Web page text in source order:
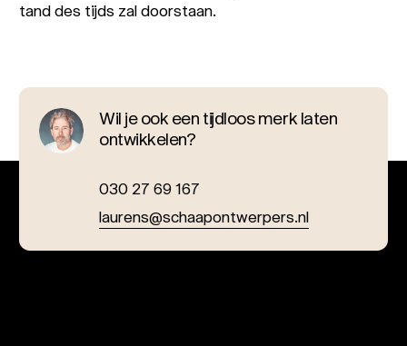
tand des tijds zal doorstaan.
Wil je ook een tijdloos merk laten
ontwikkelen?
030 27 69 167
laurens@schaapontwerpers.nl